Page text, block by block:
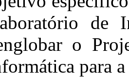
de
o
para